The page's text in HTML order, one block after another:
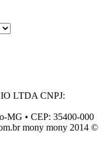
LTDA CNPJ:
MG • CEP: 35400-000
mony mony 2014 ©